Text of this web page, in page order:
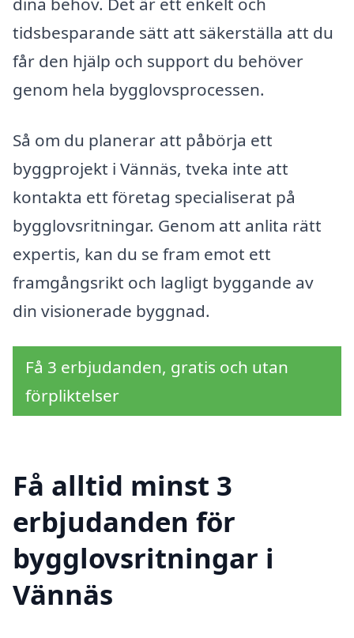
tidsbesparande sätt att säkerställa att du
får den hjälp och support du behöver
genom hela bygglovsprocessen.
Så om du planerar att påbörja ett
byggprojekt i Vännäs, tveka inte att
kontakta ett företag specialiserat på
bygglovsritningar. Genom att anlita rätt
expertis, kan du se fram emot ett
framgångsrikt och lagligt byggande av
din visionerade byggnad.
Få 3 erbjudanden, gratis och utan
förpliktelser
Få alltid minst 3
erbjudanden för
bygglovsritningar i
Vännäs